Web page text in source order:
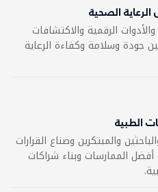
الرقمية والاكتشافات
جودة وسلامة وكفاءة الرعاية
والمبتكرين وصناع القرارات
الممارسات وبناء شراكات